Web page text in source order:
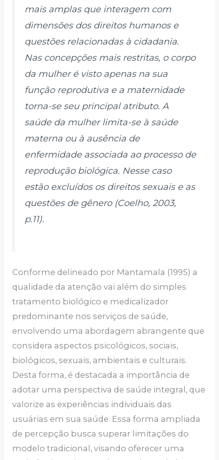
mais amplas que interagem com
dimensões dos direitos humanos e
questões relacionadas à cidadania.
Nas concepções mais restritas, o corpo
da mulher é visto apenas na sua
função reprodutiva e a maternidade
torna-se seu principal atributo. A
saúde da mulher limita-se à saúde
materna ou à ausência de
enfermidade associada ao processo de
reprodução biológica. Nesse caso
estão excluídos os direitos sexuais e as
questões de gênero (Coelho, 2003,
p.11).
Conforme delineado por Mantamala (1995) a
qualidade da atenção vai além do simples
tratamento biológico e medicalizador
predominante nos serviços de saúde,
envolvendo uma abordagem abrangente que
considera aspectos psicológicos, sociais,
biológicos, sexuais, ambientais e culturais.
Desta forma, é destacada a importância de
adotar uma perspectiva de saúde integral, que
valorize as experiências individuais das
usuárias em sua saúde. Essa forma ampliada
de percepção busca superar limitações do
modelo tradicional, visando oferecer uma